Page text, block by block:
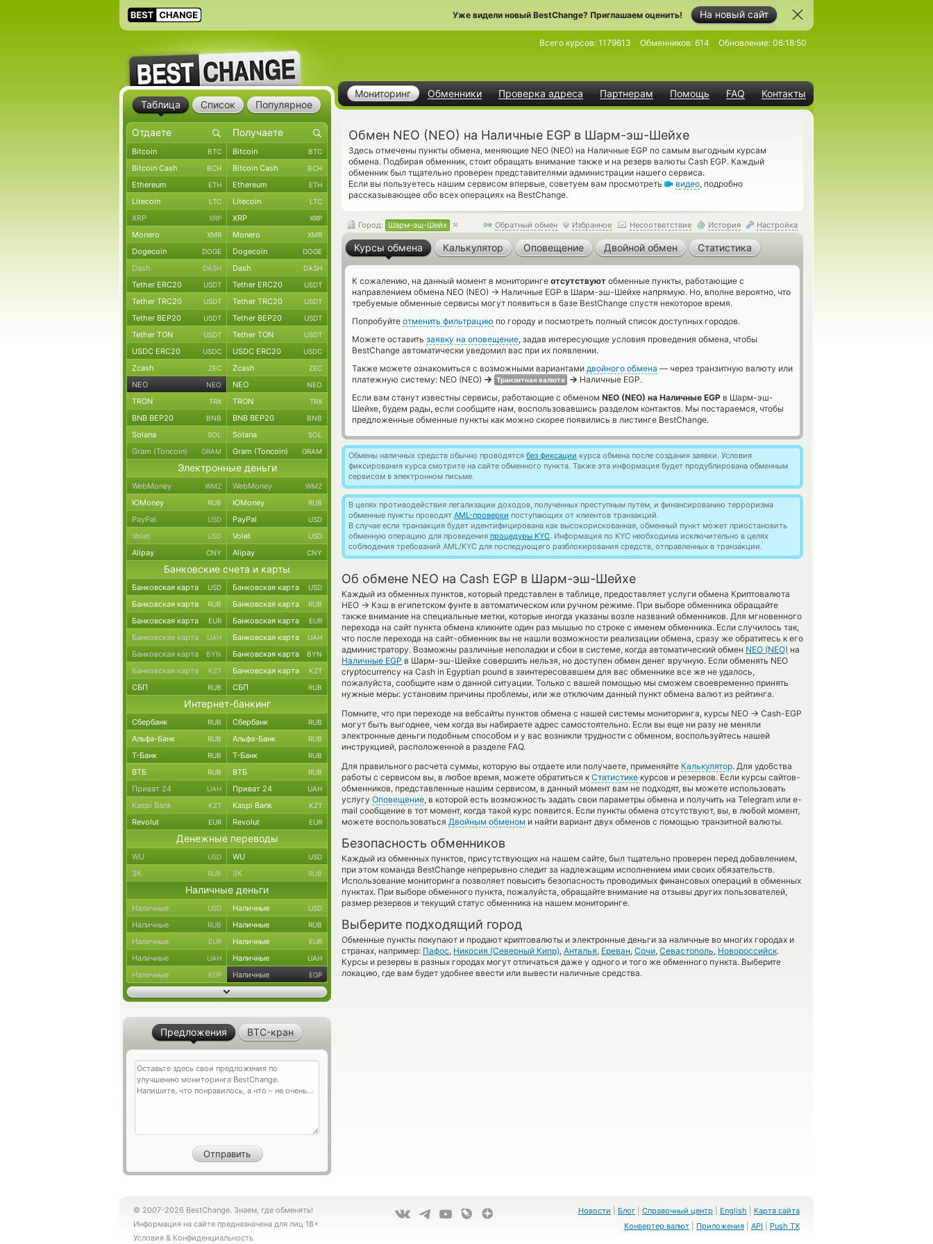
На новый сайт
Уже видели новый BestChange? Приглашаем оценить!
Мониторинг Обменники Проверка адреса Партнерам Помощь FAQ Контакты
Всего курсов: 1179613 Обменников: 614 Обновление: 06:18:50
Обмен NEO (NEO) на Наличные EGP в Шарм-эш-Шейхе
Здесь отмечены пункты обмена, меняющие NEO (NEO) на Наличные EGP по самым выгодным курсам
обмена. Подбирая обменник, стоит обращать внимание также и на резерв валюты Cash EGP. Каждый
обменник был тщательно проверен представителями администрации нашего сервиса.
Если вы пользуетесь нашим сервисом впервые, советуем вам просмотреть
видео, подробно
рассказывающее обо всех операциях на BestChange.
Обратный обмен Избранное Несоответствие История Настройка
Город: Шарм-эш-Шейх
Курсы обмена Калькулятор Оповещение Двойной обмен Статистика
К сожалению, на данный момент в мониторинге отсутствуют обменные пункты, работающие с
направлением обмена NEO (NEO) → Наличные EGP в Шарм-эш-Шейхе напрямую. Но, вполне вероятно, что
требуемые обменные сервисы могут появиться в базе BestChange спустя некоторое время.
Попробуйте отменить фильтрацию по городу и посмотреть полный список доступных городов.
Можете оставить заявку на оповещение, задав интересующие условия проведения обмена, чтобы
BestChange автоматически уведомил вас при их появлении.
Также можете ознакомиться с возможными вариантами двойного обмена — через транзитную валюту или
платежную систему: NEO (NEO) → Транзитная валюта → Наличные EGP.
Если вам станут известны сервисы, работающие с обменом NEO (NEO) на Наличные EGP в Шарм-эш-
Шейхе, будем рады, если сообщите нам, воспользовавшись разделом контактов. Мы постараемся, чтобы
предложенные обменные пункты как можно скорее появились в листинге BestChange.
Обмены наличных средств обычно проводятся без фиксации курса обмена после создания заявки. Условия
фиксирования курса смотрите на сайте обменного пункта. Также эта информация будет продублирована обменным
сервисом в электронном письме.
В целях противодействия легализации доходов, полученных преступным путем, и финансированию терроризма
обменные пункты проводят AML-проверки поступающих от клиентов транзакций.
В случае если транзакция будет идентифицирована как высокорискованная, обменный пункт может приостановить
обменную операцию для проведения процедуры KYC. Информация по KYC необходима исключительно в целях
соблюдения требований AML/KYC для последующего разблокирования средств, отправленных в транзакции.
Об обмене NEO на Cash EGP в Шарм-эш-Шейхе
Каждый из обменных пунктов, который представлен в таблице, предоставляет услуги обмена Криптовалюта
НЕО → Кэш в египетском фунте в автоматическом или ручном режиме. При выборе обменника обращайте
также внимание на специальные метки, которые иногда указаны возле названий обменников. Для мгновенного
перехода на сайт пункта обмена кликните один раз мышью по строке с именем обменника. Если случилось так,
что после перехода на сайт-обменник вы не нашли возможности реализации обмена, сразу же обратитесь к его
администратору. Возможны различные неполадки и сбои в системе, когда автоматический обмен NEO (NEO) на
Наличные EGP в Шарм-эш-Шейхе совершить нельзя, но доступен обмен денег вручную. Если обменять NEO
cryptocurrency на Cash in Egyptian pound в заинтересовавшем для вас обменнике все же не удалось,
пожалуйста, сообщите нам о данной ситуации. Только с вашей помощью мы сможем своевременно принять
нужные меры: установим причины проблемы, или же отключим данный пункт обмена валют из рейтинга.
Помните, что при переходе на вебсайты пунктов обмена с нашей системы мониторинга, курсы NEO → Cash-EGP
могут быть выгоднее, чем когда вы набираете адрес самостоятельно. Если вы еще ни разу не меняли
электронные деньги подобным способом и у вас возникли трудности с обменом, воспользуйтесь нашей
инструкцией, расположенной в разделе FAQ.
Для правильного расчета суммы, которую вы отдаете или получаете, применяйте Калькулятор. Для удобства
работы с сервисом вы, в любое время, можете обратиться к Статистике курсов и резервов. Если курсы сайтов-
обменников, представленные нашим сервисом, в данный момент вам не подходят, вы можете использовать
услугу Оповещение, в которой есть возможность задать свои параметры обмена и получить на Telegram или e-
mail сообщение в тот момент, когда такой курс появится. Если пункты обмена отсутствуют, вы, в любой момент,
можете воспользоваться Двойным обменом и найти вариант двух обменов с помощью транзитной валюты.
Безопасность обменников
Каждый из обменных пунктов, присутствующих на нашем сайте, был тщательно проверен перед добавлением,
при этом команда BestChange непрерывно следит за надлежащим исполнением ими своих обязательств.
Использование мониторинга позволяет повысить безопасность проводимых финансовых операций в обменных
пунктах. При выборе обменного пункта, пожалуйста, обращайте внимание на отзывы других пользователей,
размер резервов и текущий статус обменника на нашем мониторинге.
Выберите подходящий город
Обменные пункты покупают и продают криптовалюты и электронные деньги за наличные во многих городах и
странах, например: Пафос, Никосия (Северный Кипр), Анталья, Ереван, Сочи, Севастополь, Новороссийск.
Курсы и резервы в разных городах могут отличаться даже у одного и того же обменного пункта. Выберите
локацию, где вам будет удобнее ввести или вывести наличные средства.
Таблица Список Популярное
Bitcoin BTC Bitcoin BTC
Bitcoin Cash BCH Bitcoin Cash BCH
Ethereum ETH Ethereum ETH
Litecoin LTC Litecoin LTC
XRP XRP XRP XRP
Monero XMR Monero XMR
Dogecoin DOGE Dogecoin DOGE
Dash DASH Dash DASH
Tether ERC20 USDT Tether ERC20 USDT
Tether TRC20 USDT Tether TRC20 USDT
Tether BEP20 USDT Tether BEP20 USDT
Tether TON USDT Tether TON USDT
USDC ERC20 USDC USDC ERC20 USDC
Zcash ZEC Zcash ZEC
NEO NEO NEO NEO
TRON TRX TRON TRX
BNB BEP20 BNB BNB BEP20 BNB
Solana SOL Solana SOL
Gram (Toncoin) GRAM Gram (Toncoin) GRAM
Электронные деньги
WebMoney WMZ WebMoney WMZ
ЮMoney RUB ЮMoney RUB
PayPal USD PayPal USD
Volet USD Volet USD
Alipay CNY Alipay CNY
Банковские счета и карты
Банковская карта USD Банковская карта USD
Банковская карта RUB Банковская карта RUB
Банковская карта EUR Банковская карта EUR
Банковская карта UAH Банковская карта UAH
Банковская карта BYN Банковская карта BYN
Банковская карта KZT Банковская карта KZT
СБП RUB СБП RUB
Интернет-банкинг
Сбербанк RUB Сбербанк RUB
Альфа-Банк RUB Альфа-Банк RUB
Т-Банк RUB Т-Банк RUB
ВТБ RUB ВТБ RUB
Приват 24 UAH Приват 24 UAH
Kaspi Bank KZT Kaspi Bank KZT
Revolut EUR Revolut EUR
Денежные переводы
WU USD WU USD
ЗК RUB ЗК RUB
Наличные деньги
Наличные USD Наличные USD
Наличные RUB Наличные RUB
Наличные EUR Наличные EUR
Наличные UAH Наличные UAH
Наличные EGP Наличные EGP
Предложения BTC-кран
© 2007-2026 BestChange. Знаем, где обменять!
Информация на сайте предназначена для лиц 18+
Условия & Конфиденциальность
Новости Блог Справочный центр English
Карта сайта
Конвертер валют
Приложения API Push TX